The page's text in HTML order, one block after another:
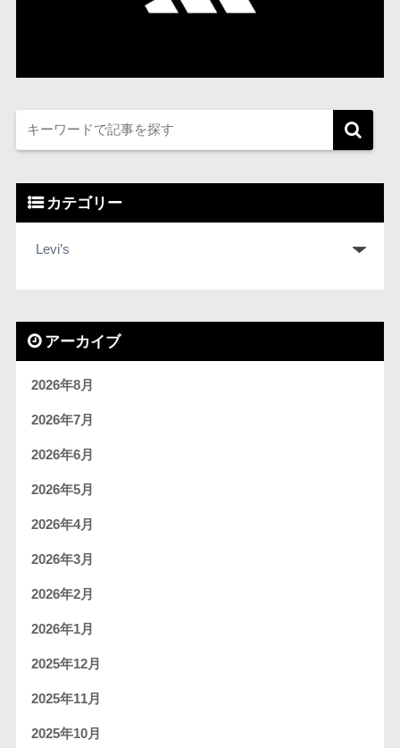
カテゴリー
アーカイブ
2026年8月
2026年7月
2026年6月
2026年5月
2026年4月
2026年3月
2026年2月
2026年1月
2025年12月
2025年11月
2025年10月